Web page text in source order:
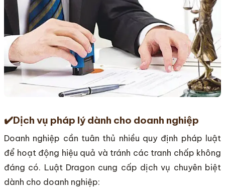
✔️Dịch vụ pháp lý dành cho doanh nghiệp
Doanh nghiệp cần tuân thủ nhiều quy định pháp luật
để hoạt động hiệu quả và tránh các tranh chấp không
đáng có. Luật Dragon cung cấp dịch vụ chuyên biệt
dành cho doanh nghiệp: